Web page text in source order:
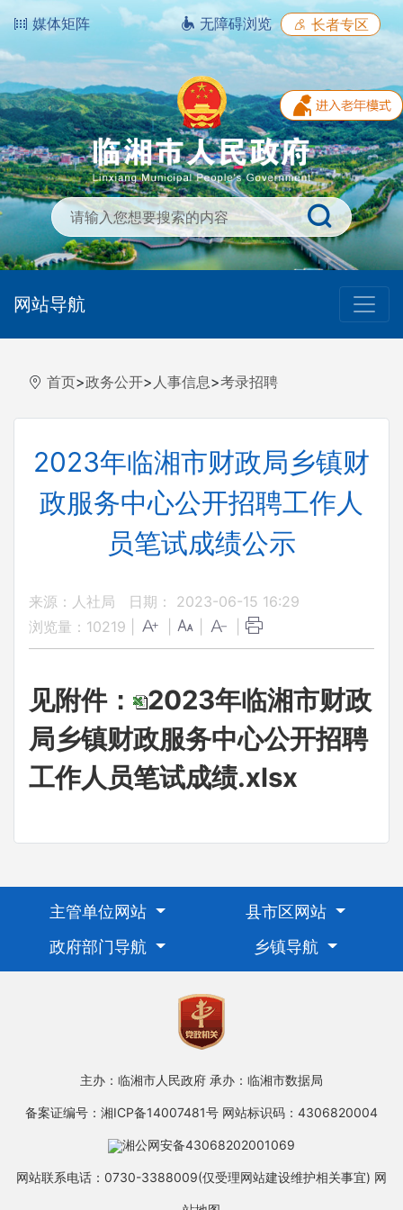
媒体矩阵 无障碍浏览 长者专区
网站导航
首页>政务公开> 人事信息>考录招聘
2023年临湘市财政局乡镇财
政服务中心公开招聘工作人
员笔试成绩公示
来源：人社局
日期： 2023-06-15 16:29
浏览量： 10219
见附件：
2023年临湘市财政
局乡镇财政服务中心公开招聘
工作人员笔试成绩.xlsx
主管单位网站
县市区网站
政府部门导航
乡镇导航
主办：临湘市人民政府 承办：临湘市数据局
备案证编号：湘ICP备14007481号 网站标识码：4306820004
湘公网安备43068202001069
网站联系电话：0730-3388009(仅受理网站建设维护相关事宜) 网